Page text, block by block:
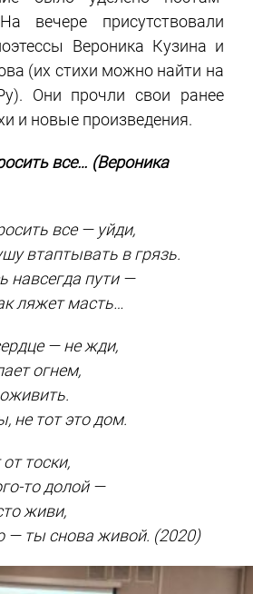
вечере присутствовали
Вероника Кузина и
(их стихи можно найти на
Они прочли свои ранее
и новые произведения.
все… (Вероника
все — уйди,
втаптывать в грязь.
навсегда пути —
ляжет масть…
— не жди,
огнем,
не тот это дом.
тоски,
то долой —
живи,
— ты снова живой. (2020)